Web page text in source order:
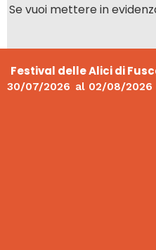
Se vuoi mettere in
Festival delle Alici di
30/07/2026 al 02/08/2026